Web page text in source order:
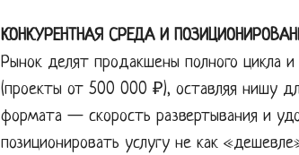
КОНКУРЕНТНАЯ СРЕДА И
Рынок делят продакшены полного цикла
(проекты от 500 000 ₽), оставляя нишу
формата — скорость развертывания и
позиционировать услугу не как